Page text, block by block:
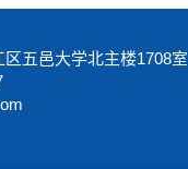
五邑大学北主楼1708室